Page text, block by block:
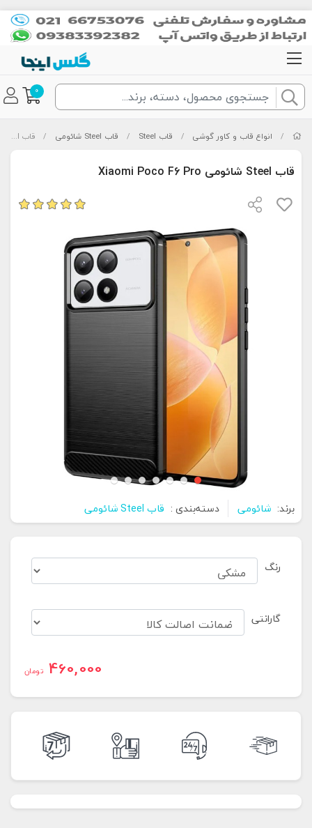
0
/ انواع قاب و کاور گوشی / قاب Steel / قاب Steel شائومی / قاب Steel شائومی Xiaomi Poco F6 Pro
قاب Steel شائومی Xiaomi Poco F6 Pro
برند: شائومی دسته‌بندی : قاب Steel شائومی
رنگ
گارانتی
460,000 تومان